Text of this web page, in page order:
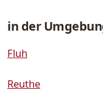
in der
Fluh
Reuthe